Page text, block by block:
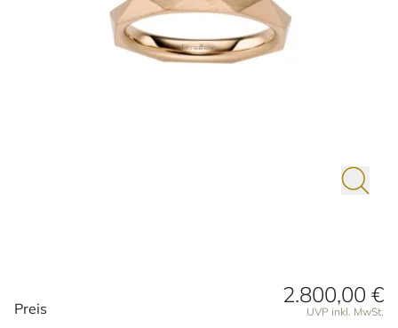
Preisinformationen
Preis
2.800,00 €
UVP inkl. MwSt.